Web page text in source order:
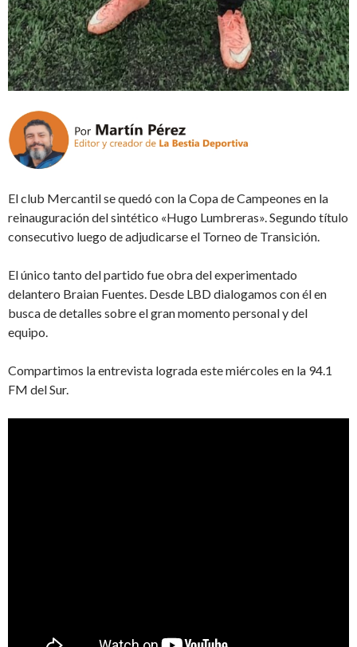
El club Mercantil se quedó con la Copa de Campeones en la
reinauguración del sintético «Hugo Lumbreras». Segundo título
consecutivo luego de adjudicarse el Torneo de Transición.
El único tanto del partido fue obra del experimentado
delantero Braian Fuentes. Desde LBD dialogamos con él en
busca de detalles sobre el gran momento personal y del
equipo.
Compartimos la entrevista lograda este miércoles en la 94.1
FM del Sur.